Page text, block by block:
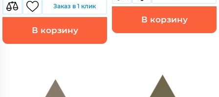
Заказ в 1 клик
В корзину
В корзину